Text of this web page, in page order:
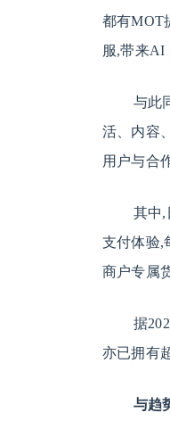
都有MOT
服,带来
与此
活、内容
用户与合
其中,
支付体验,
商户专属
据
亦已拥有
与趋